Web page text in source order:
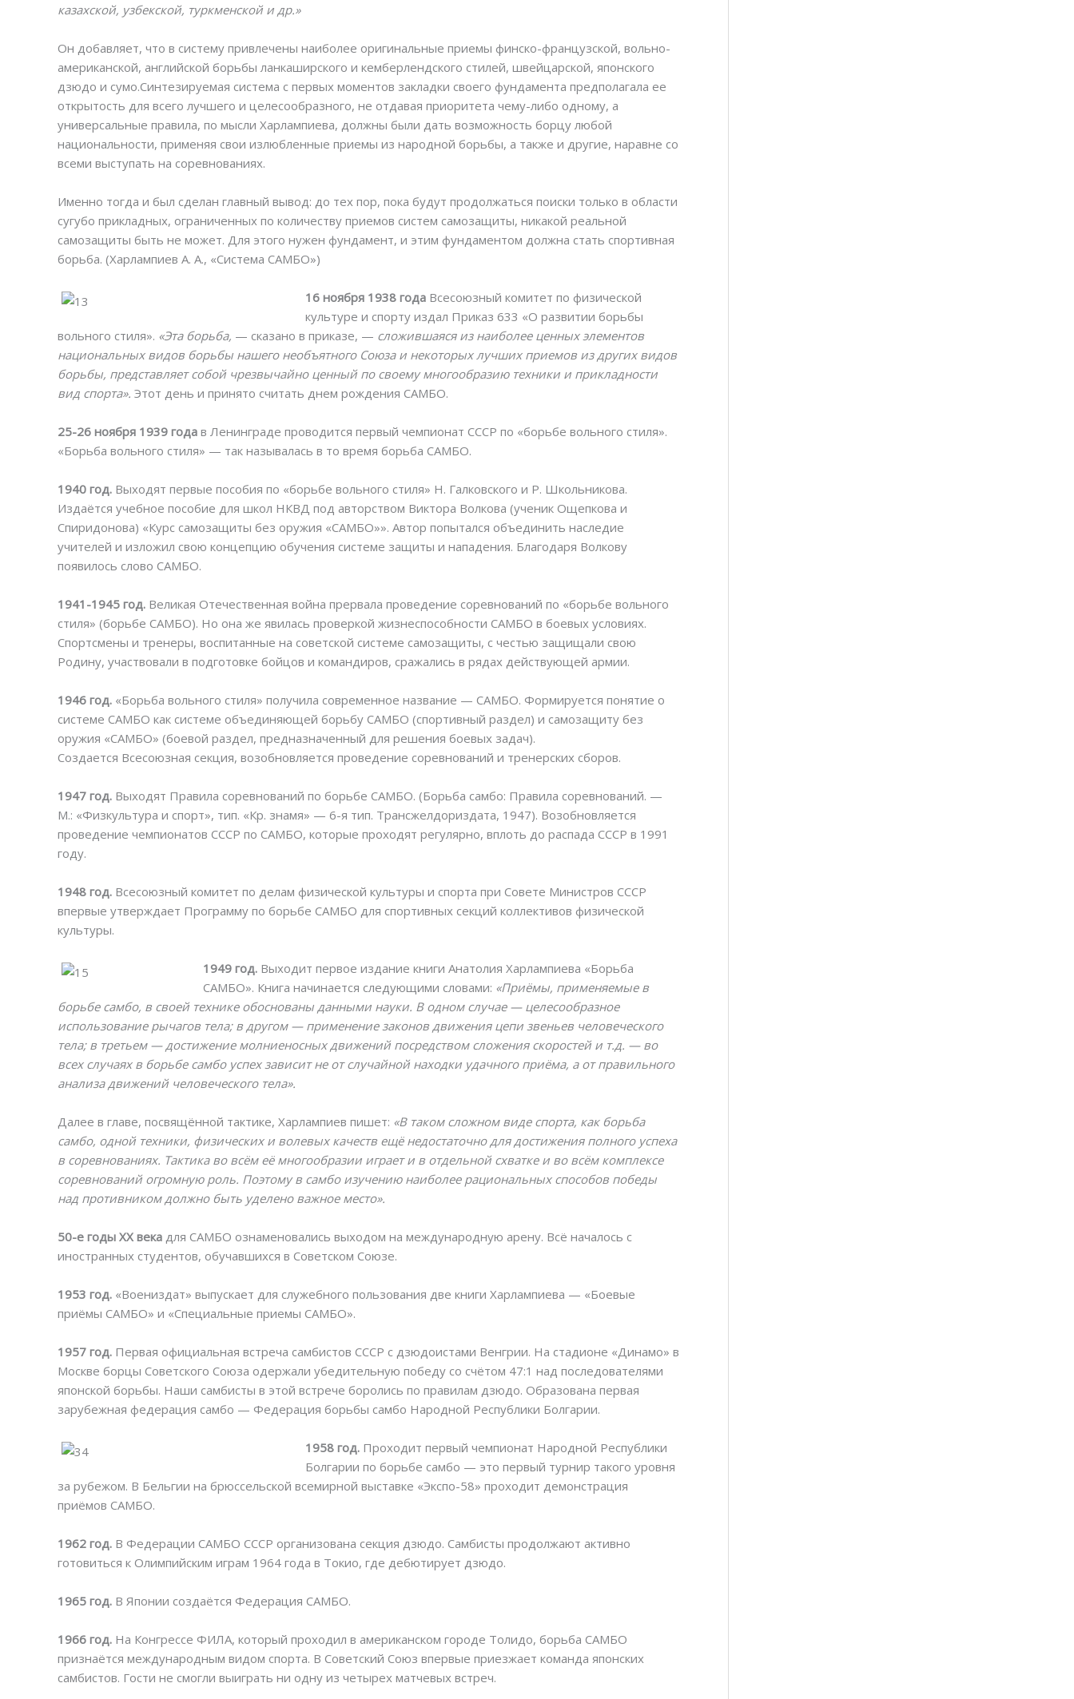
казахской, узбекской, туркменской и др.»
Он добавляет, что в систему привлечены наиболее оригинальные приемы финско-французской, вольно-
американской, английской борьбы ланкаширского и кемберлендского стилей, швейцарской, японского
дзюдо и сумо.Синтезируемая система с первых моментов закладки своего фундамента предполагала ее
открытость для всего лучшего и целесообразного, не отдавая приоритета чему-либо одному, а
универсальные правила, по мысли Харлампиева, должны были дать возможность борцу любой
национальности, применяя свои излюбленные приемы из народной борьбы, а также и другие, наравне со
всеми выступать на соревнованиях.
Именно тогда и был сделан главный вывод: до тех пор, пока будут продолжаться поиски только в области
сугубо прикладных, ограниченных по количеству приемов систем самозащиты, никакой реальной
самозащиты быть не может. Для этого нужен фундамент, и этим фундаментом должна стать спортивная
борьба. (Харлампиев А. А., «Система САМБО»)
16 ноября 1938 года Всесоюзный комитет по физической
культуре и спорту издал Приказ 633 «О развитии борьбы
вольного стиля». «Эта борьба, — сказано в приказе, — сложившаяся из наиболее ценных элементов
национальных видов борьбы нашего необъятного Союза и некоторых лучших приемов из других видов
борьбы, представляет собой чрезвычайно ценный по своему многообразию техники и прикладности
вид спорта». Этот день и принято считать днем рождения САМБО.
25-26 ноября 1939 года в Ленинграде проводится первый чемпионат СССР по «борьбе вольного стиля».
«Борьба вольного стиля» — так называлась в то время борьба САМБО.
1940 год. Выходят первые пособия по «борьбе вольного стиля» Н. Галковского и Р. Школьникова.
Издаётся учебное пособие для школ НКВД под авторством Виктора Волкова (ученик Ощепкова и
Спиридонова) «Курс самозащиты без оружия «САМБО»». Автор попытался объединить наследие
учителей и изложил свою концепцию обучения системе защиты и нападения. Благодаря Волкову
появилось слово САМБО.
1941-1945 год. Великая Отечественная война прервала проведение соревнований по «борьбе вольного
стиля» (борьбе САМБО). Но она же явилась проверкой жизнеспособности САМБО в боевых условиях.
Спортсмены и тренеры, воспитанные на советской системе самозащиты, с честью защищали свою
Родину, участвовали в подготовке бойцов и командиров, сражались в рядах действующей армии.
1946 год. «Борьба вольного стиля» получила современное название — САМБО. Формируется понятие о
системе САМБО как системе объединяющей борьбу САМБО (спортивный раздел) и самозащиту без
оружия «САМБО» (боевой раздел, предназначенный для решения боевых задач).
Создается Всесоюзная секция, возобновляется проведение соревнований и тренерских сборов.
1947 год. Выходят Правила соревнований по борьбе САМБО. (Борьба самбо: Правила соревнований. —
M.: «Физкультура и спорт», тип. «Кр. знамя» — 6-я тип. Трансжелдориздата, 1947). Возобновляется
проведение чемпионатов СССР по САМБО, которые проходят регулярно, вплоть до распада СССР в 1991
году.
1948 год. Всесоюзный комитет по делам физической культуры и спорта при Совете Министров СССР
впервые утверждает Программу по борьбе САМБО для спортивных секций коллективов физической
культуры.
1949 год. Выходит первое издание книги Анатолия Харлампиева «Борьба
САМБО». Книга начинается следующими словами: «Приёмы, применяемые в
борьбе самбо, в своей технике обоснованы данными науки. В одном случае — целесообразное
использование рычагов тела; в другом — применение законов движения цепи звеньев человеческого
тела; в третьем — достижение молниеносных движений посредством сложения скоростей и т.д. — во
всех случаях в борьбе самбо успех зависит не от случайной находки удачного приёма, а от правильного
анализа движений человеческого тела».
Далее в главе, посвящённой тактике, Харлампиев пишет: «В таком сложном виде спорта, как борьба
самбо, одной техники, физических и волевых качеств ещё недостаточно для достижения полного успеха
в соревнованиях. Тактика во всём её многообразии играет и в отдельной схватке и во всём комплексе
соревнований огромную роль. Поэтому в самбо изучению наиболее рациональных способов победы
над противником должно быть уделено важное место».
50-е годы XX века для САМБО ознаменовались выходом на международную арену. Всё началось с
иностранных студентов, обучавшихся в Советском Союзе.
1953 год. «Воениздат» выпускает для служебного пользования две книги Харлампиева — «Боевые
приёмы САМБО» и «Специальные приемы САМБО».
1957 год. Первая официальная встреча самбистов СССР с дзюдоистами Венгрии. На стадионе «Динамо» в
Москве борцы Советского Союза одержали убедительную победу со счётом 47:1 над последователями
японской борьбы. Наши самбисты в этой встрече боролись по правилам дзюдо. Образована первая
зарубежная федерация самбо — Федерация борьбы самбо Народной Республики Болгарии.
1958 год. Проходит первый чемпионат Народной Республики
Болгарии по борьбе самбо — это первый турнир такого уровня
за рубежом. В Бельгии на брюссельской всемирной выставке «Экспо-58» проходит демонстрация
приёмов САМБО.
1962 год. В Федерации САМБО СССР организована секция дзюдо. Самбисты продолжают активно
готовиться к Олимпийским играм 1964 года в Токио, где дебютирует дзюдо.
1965 год. В Японии создаётся Федерация САМБО.
1966 год. На Конгрессе ФИЛА, который проходил в американском городе Толидо, борьба САМБО
признаётся международным видом спорта. В Советский Союз впервые приезжает команда японских
самбистов. Гости не смогли выиграть ни одну из четырех матчевых встреч.